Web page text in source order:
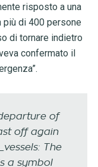
risposto a una
più di 400 persone
di tornare indietro
confermato il
of
off again
The
a symbol